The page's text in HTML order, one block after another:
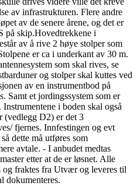
av infrastrukturen. Flere andre
av de senere årene, og det er
på skip.Hovedtrekkene i
av å rive 2 høye stolper som
er ca i underkant av 30 m.
som skal rives, se
og stolper skal kuttes ved
av en instrumentbod på
Samt et jordingssystem som er
i boden skal også
(vedlegg D2) er det 3
fjernes. Innfestingen og evt
dette må utføres som
avtale. - I anbudet medtas
etter at de er løsnet. Alle
og fraktes fra Utvær og leveres til
dokumenteres.